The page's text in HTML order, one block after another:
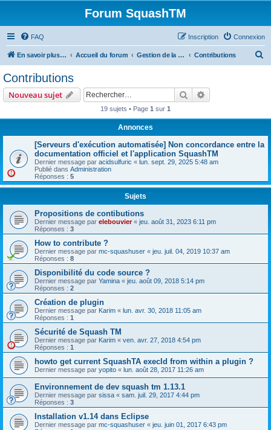
Forum SquashTM
FAQ Connexion
Inscription
En savoir plus sur SquashTM Accueil du forum Gestion de la communauté / Community Management Contributions
r
Contributions
Nouveau sujet Rechercher
19 sujets • Page 1 sur 1
Annonces
[Serveurs d'exécution automatisée] Non concordance entre la
documentation officiel et l'application SquashTM
Dernier message par acidsulfuric « lun. sept. 29, 2025 5:48 am
Publié dans Administration
Réponses : 5
Sujets
Propositions de contibutions
Dernier message par elebouvier« jeu. août 31, 2023 6:11 pm
Réponses : 3
How to contribute ?
Dernier message par mc-squashuser « jeu. juil. 04, 2019 10:37 am
Réponses : 8
Disponibilité du code source ?
Dernier message par Yamina « jeu. août 09, 2018 5:14 pm
Réponses : 2
Création de plugin
Dernier message par Karim « lun. avr. 30, 2018 11:05 am
Réponses : 1
Sécurité de Squash TM
Dernier message par Karim « ven. avr. 27, 2018 4:54 pm
Réponses : 1
howto get current SquashTA execId from within a plugin ?
Dernier message par yopito « lun. août 28, 2017 11:26 am
Environnement de dev squash tm 1.13.1
Dernier message par sissa « sam. juil. 29, 2017 4:44 pm
Réponses : 3
Installation v1.14 dans Eclipse
Dernier message par mc-squashuser « jeu. juin 01, 2017 6:43 pm